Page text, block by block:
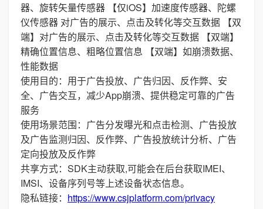
器、旋转矢量传感器 【仅iOS】加速度传感器、陀螺
仪传感器 对广告的展示、点击及转化等交互数据 【双
端】对广告的展示、点击及转化等交互数据 【双端】
精确位置信息、粗略位置信息 【双端】如崩溃数据、
性能数据
使用目的：用于广告投放、广告归因、反作弊、安
全、广告交互，减少App崩溃、提供稳定可靠的广告
服务
使用场景范围：广告分发曝光和点击检测、广告投放
及广告监测归因、反作弊、广告投放统计分析、广告
定向投放及反作弊
共享方式：SDK主动获取,可能会在后台获取IMEI、
IMSI、设备序列号等上述设备状态信息。
隐私链接： https://www.csjplatform.com/privacy